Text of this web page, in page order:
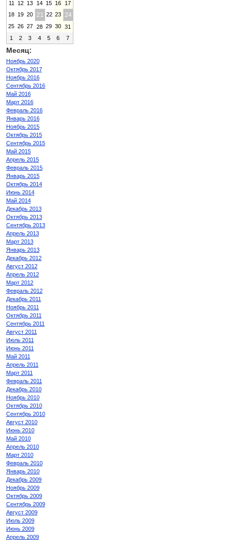
11
12 13 14 15 16
17
18 19 20 21 22 23 24
25 26 27 28 29 30
31
1
2 3 4 5 6 7
Месяц:
Ноябрь 2020
Октябрь 2017
Ноябрь 2016
Сентябрь 2016
Май 2016
Март 2016
Февраль 2016
Январь 2016
Ноябрь 2015
Октябрь 2015
Сентябрь 2015
Май 2015
Апрель 2015
Февраль 2015
Январь 2015
Октябрь 2014
Июнь 2014
Май 2014
Декабрь 2013
Октябрь 2013
Сентябрь 2013
Апрель 2013
Март 2013
Январь 2013
Декабрь 2012
Август 2012
Апрель 2012
Март 2012
Февраль 2012
Декабрь 2011
Ноябрь 2011
Октябрь 2011
Сентябрь 2011
Август 2011
Июль 2011
Июнь 2011
Май 2011
Апрель 2011
Март 2011
Февраль 2011
Декабрь 2010
Ноябрь 2010
Октябрь 2010
Сентябрь 2010
Август 2010
Июнь 2010
Май 2010
Апрель 2010
Март 2010
Февраль 2010
Январь 2010
Декабрь 2009
Ноябрь 2009
Октябрь 2009
Сентябрь 2009
Август 2009
Июль 2009
Июнь 2009
Апрель 2009